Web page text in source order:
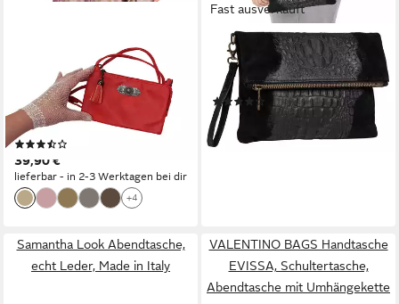
Trachtentasche
Trachtentasche Dirndltasche
Damentasche Handtasche
Umhängetasche
39,90 €
lieferbar - in 2-3 Werktagen bei dir
+4
Fast ausverkauft
SAMANTHA LOOK
Abendtasche, echt Leder,
Made in Italy
(28)
39,95 €
lieferbar - in 6-8 Werktagen bei dir
Samantha Look Abendtasche,
echt Leder, Made in Italy
VALENTINO BAGS Handtasche
EVISSA, Schultertasche,
Abendtasche mit Umhängekette